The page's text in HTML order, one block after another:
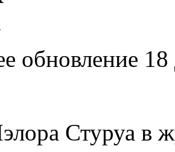
обновление 18
Стуруа в